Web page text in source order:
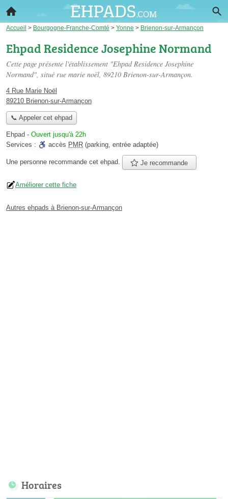
Accueil > Bourgogne-Franche-Comté > Yonne > Brienon-sur-Armançon
Ehpad Residence Josephine Normand
Cette page présente l'établissement "Ehpad Residence Josephine
Normand", situé rue marie noël, 89210 Brienon-sur-Armançon.
4 Rue Marie Noël
89210 Brienon-sur-Armançon
📞 Appeler cet ehpad
Ehpad - Ouvert jusqu'à 22h
Services :
accès PMR (parking, entrée adaptée)
Une personne recommande cet ehpad. Je recommande
Améliorer cette fiche
Autres ehpads à Brienon-sur-Armançon
Horaires